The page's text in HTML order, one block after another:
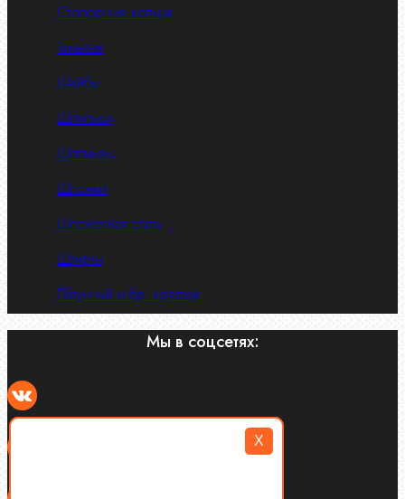
X
Стопорные кольца
Такелаж
Шайбы
Шпильки
Шплинты
Шпонки
Шпоночная сталь
Штифты
Латунный и бр. крепеж
Мы в соцсетях: